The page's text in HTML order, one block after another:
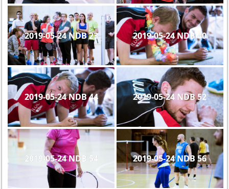
2019-05-24 NDB 23 2019-05-24 NDB 40
2019-05-24 NDB 44 2019-05-24 NDB 52
2019-05-24 NDB 54 2019-05-24 NDB 56